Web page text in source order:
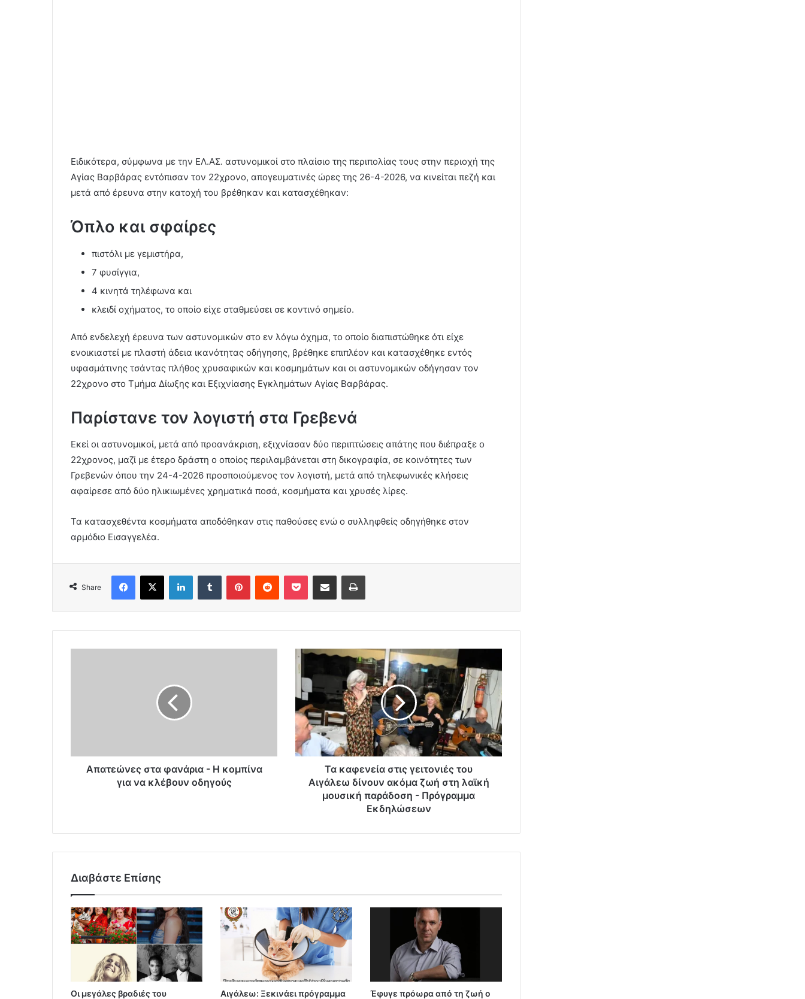
Ειδικότερα, σύμφωνα με την ΕΛ.ΑΣ. αστυνομικοί στο πλαίσιο της περιπολίας τους στην περιοχή της
Αγίας Βαρβάρας εντόπισαν τον 22χρονο, απογευματινές ώρες της 26-4-2026, να κινείται πεζή και
μετά από έρευνα στην κατοχή του βρέθηκαν και κατασχέθηκαν:
Όπλο και σφαίρες
πιστόλι με γεμιστήρα,
7 φυσίγγια,
4 κινητά τηλέφωνα και
κλειδί οχήματος, το οποίο είχε σταθμεύσει σε κοντινό σημείο.
Από ενδελεχή έρευνα των αστυνομικών στο εν λόγω όχημα, το οποίο διαπιστώθηκε ότι είχε
ενοικιαστεί με πλαστή άδεια ικανότητας οδήγησης, βρέθηκε επιπλέον και κατασχέθηκε εντός
υφασμάτινης τσάντας πλήθος χρυσαφικών και κοσμημάτων και οι αστυνομικών οδήγησαν τον
22χρονο στο Τμήμα Δίωξης και Εξιχνίασης Εγκλημάτων Αγίας Βαρβάρας.
Παρίστανε τον λογιστή στα Γρεβενά
Εκεί οι αστυνομικοί, μετά από προανάκριση, εξιχνίασαν δύο περιπτώσεις απάτης που διέπραξε ο
22χρονος, μαζί με έτερο δράστη ο οποίος περιλαμβάνεται στη δικογραφία, σε κοινότητες των
Γρεβενών όπου την 24-4-2026 προσποιούμενος τον λογιστή, μετά από τηλεφωνικές κλήσεις
αφαίρεσε από δύο ηλικιωμένες χρηματικά ποσά, κοσμήματα και χρυσές λίρες.
Τα κατασχεθέντα κοσμήματα αποδόθηκαν στις παθούσες ενώ ο συλληφθείς οδηγήθηκε στον
αρμόδιο Εισαγγελέα.
Share
Facebook
X LinkedInTumblr PinterestReddit Pocket Share via Email Print
Απατεώνες στα φανάρια - Η κομπίνα
για να κλέβουν οδηγούς
Τα καφενεία στις γειτονιές του
Αιγάλεω δίνουν ακόμα ζωή στη λαϊκή
μουσική παράδοση - Πρόγραμμα
Εκδηλώσεων
Διαβάστε Επίσης
Οι μεγάλες βραδιές του Αιγάλεω: Ξεκινάει πρόγραμμα Έφυγε πρόωρα από τη ζωή ο